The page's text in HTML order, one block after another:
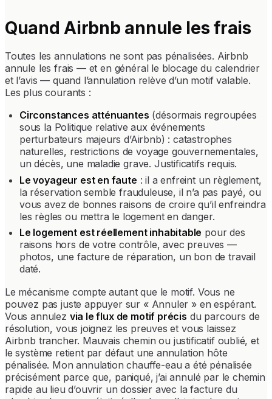
Quand Airbnb annule les frais
Toutes les annulations ne sont pas pénalisées. Airbnb
annule les frais — et en général le blocage du calendrier
et l’avis — quand l’annulation relève d’un motif valable.
Les plus courants :
Circonstances atténuantes (désormais regroupées
sous la Politique relative aux événements
perturbateurs majeurs d’Airbnb) : catastrophes
naturelles, restrictions de voyage gouvernementales,
un décès, une maladie grave. Justificatifs requis.
Le voyageur est en faute : il a enfreint un règlement,
la réservation semble frauduleuse, il n’a pas payé, ou
vous avez de bonnes raisons de croire qu’il enfreindra
les règles ou mettra le logement en danger.
Le logement est réellement inhabitable pour des
raisons hors de votre contrôle, avec preuves —
photos, une facture de réparation, un bon de travail
daté.
Le mécanisme compte autant que le motif. Vous ne
pouvez pas juste appuyer sur « Annuler » en espérant.
Vous annulez via le flux de motif précis du parcours de
résolution, vous joignez les preuves et vous laissez
Airbnb trancher. Mauvais chemin ou justificatif oublié, et
le système retient par défaut une annulation hôte
pénalisée. Mon annulation chauffe-eau a été pénalisée
précisément parce que, paniqué, j’ai annulé par le chemin
rapide au lieu d’ouvrir un dossier avec la facture du